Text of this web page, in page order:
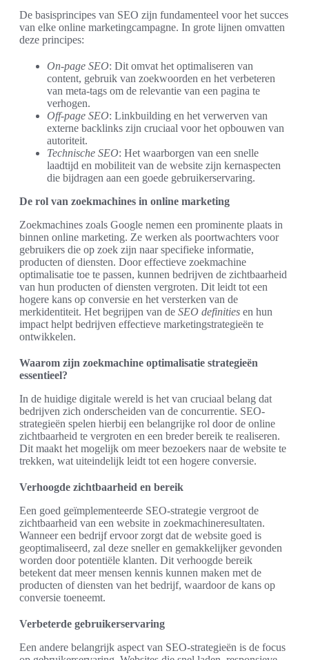
De basisprincipes van SEO zijn fundamenteel voor het succes
van elke online marketingcampagne. In grote lijnen omvatten
deze principes:
On-page SEO: Dit omvat het optimaliseren van
content, gebruik van zoekwoorden en het verbeteren
van meta-tags om de relevantie van een pagina te
verhogen.
Off-page SEO: Linkbuilding en het verwerven van
externe backlinks zijn cruciaal voor het opbouwen van
autoriteit.
Technische SEO: Het waarborgen van een snelle
laadtijd en mobiliteit van de website zijn kernaspecten
die bijdragen aan een goede gebruikerservaring.
De rol van zoekmachines in online marketing
Zoekmachines zoals Google nemen een prominente plaats in
binnen online marketing. Ze werken als poortwachters voor
gebruikers die op zoek zijn naar specifieke informatie,
producten of diensten. Door effectieve zoekmachine
optimalisatie toe te passen, kunnen bedrijven de zichtbaarheid
van hun producten of diensten vergroten. Dit leidt tot een
hogere kans op conversie en het versterken van de
merkidentiteit. Het begrijpen van de SEO definities en hun
impact helpt bedrijven effectieve marketingstrategieën te
ontwikkelen.
Waarom zijn zoekmachine optimalisatie strategieën
essentieel?
In de huidige digitale wereld is het van cruciaal belang dat
bedrijven zich onderscheiden van de concurrentie. SEO-
strategieën spelen hierbij een belangrijke rol door de online
zichtbaarheid te vergroten en een breder bereik te realiseren.
Dit maakt het mogelijk om meer bezoekers naar de website te
trekken, wat uiteindelijk leidt tot een hogere conversie.
Verhoogde zichtbaarheid en bereik
Een goed geïmplementeerde SEO-strategie vergroot de
zichtbaarheid van een website in zoekmachineresultaten.
Wanneer een bedrijf ervoor zorgt dat de website goed is
geoptimaliseerd, zal deze sneller en gemakkelijker gevonden
worden door potentiële klanten. Dit verhoogde bereik
betekent dat meer mensen kennis kunnen maken met de
producten of diensten van het bedrijf, waardoor de kans op
conversie toeneemt.
Verbeterde gebruikerservaring
Een andere belangrijk aspect van SEO-strategieën is de focus